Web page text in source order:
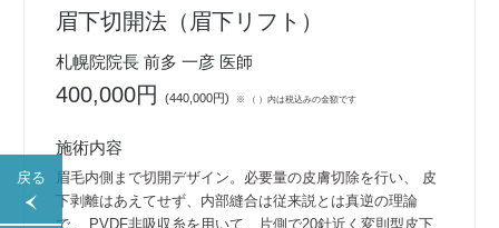
戻る
眉下切開法（眉下リフト）
札幌院院長 前多 一彦 医師
400,000円(440,000円) ※ （ ）内は税込みの金額です
施術内容
眉毛内側まで切開デザイン。必要量の皮膚切除を行い、 皮
下剥離はあえてせず、内部縫合は従来説とは真逆の理論
で、 PVDF非吸収糸を用いて、片側で20針近く変則型皮下